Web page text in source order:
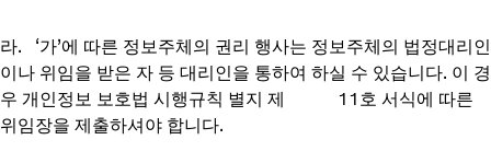
라. ‘가’에 따른 정보주체의 권리 행사는 정보주체의 법정대리인
이나 위임을 받은 자 등 대리인을 통하여 하실 수 있습니다. 이 경
우 개인정보 보호법 시행규칙 별지 제 11호 서식에 따른
위임장을 제출하셔야 합니다.